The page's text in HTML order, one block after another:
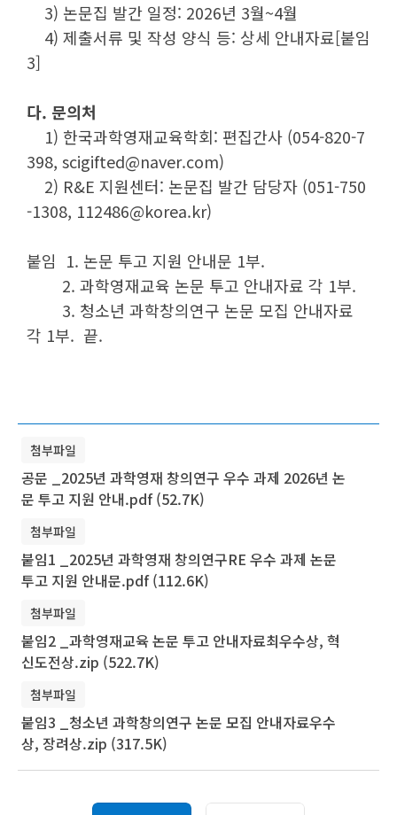
3) 논문집 발간 일정: 2026년 3월~4월
4) 제출서류 및 작성 양식 등: 상세 안내자료[붙임
3]
다. 문의처
1) 한국과학영재교육학회: 편집간사 (054-820-7
398, scigifted@naver.com)
2) R&E 지원센터: 논문집 발간 담당자 (051-750
-1308, 112486@korea.kr)
붙임 1. 논문 투고 지원 안내문 1부.
2. 과학영재교육 논문 투고 안내자료 각 1부.
3. 청소년 과학창의연구 논문 모집 안내자료
각 1부. 끝.
첨부파일
공문 _2025년 과학영재 창의연구 우수 과제 2026년 논
문 투고 지원 안내.pdf (52.7K)
첨부파일
붙임1 _2025년 과학영재 창의연구RE 우수 과제 논문
투고 지원 안내문.pdf (112.6K)
첨부파일
붙임2 _과학영재교육 논문 투고 안내자료최우수상, 혁
신도전상.zip (522.7K)
첨부파일
붙임3 _청소년 과학창의연구 논문 모집 안내자료우수
상, 장려상.zip (317.5K)